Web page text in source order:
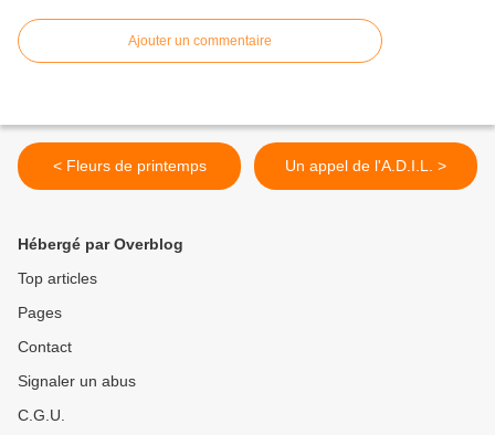
Ajouter un commentaire
< Fleurs de printemps Un appel de l'A.D.I.L. >
Hébergé par Overblog
Top articles
Pages
Contact
Signaler un abus
C.G.U.